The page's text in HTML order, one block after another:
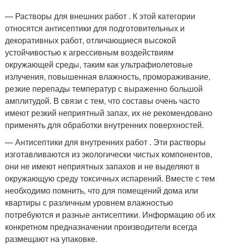
— Растворы для внешних работ . К этой категории
относятся антисептики для подготовительных и
декоративных работ, отличающиеся высокой
устойчивостью к агрессивным воздействиям
окружающей среды, таким как ультрафиолетовые
излучения, повышенная влажность, промораживание,
резкие перепады температур с выраженно большой
амплитудой. В связи с тем, что составы очень часто
имеют резкий неприятный запах, их не рекомендовано
применять для обработки внутренних поверхностей.
— Антисептики для внутренних работ . Эти растворы
изготавливаются из экологически чистых компонентов,
они не имеют неприятных запахов и не выделяют в
окружающую среду токсичных испарений. Вместе с тем
необходимо помнить, что для помещений дома или
квартиры с различным уровнем влажностью
потребуются и разные антисептики. Информацию об их
конкретном предназначении производители всегда
размещают на упаковке.